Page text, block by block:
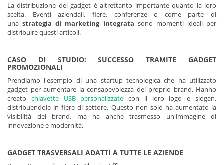
La distribuzione dei gadget è altrettanto importante quanto la loro
scelta. Eventi aziendali, fiere, conferenze o come parte di
una strategia di marketing integrata sono momenti ideali per
distribuire questi articoli.
CASO DI STUDIO: SUCCESSO TRAMITE GADGET
PROMOZIONALI
Prendiamo l'esempio di una startup tecnologica che ha utilizzato
gadget per aumentare la consapevolezza del proprio brand. Hanno
creato chiavette USB personalizzate con il loro logo e slogan,
distribuendole in fiere di settore. Questo non solo ha aumentato la
visibilità del brand, ma ha anche trasmesso un'immagine di
innovazione e modernità.
GADGET TRASVERSALI ADATTI A TUTTE LE AZIENDE